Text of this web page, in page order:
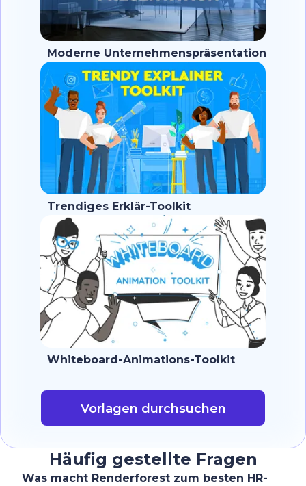
Moderne Unternehmenspräsentation
Trendiges Erklär-Toolkit
Whiteboard-Animations-Toolkit
Vorlagen durchsuchen
Häufig gestellte Fragen
Was macht Renderforest zum besten HR-